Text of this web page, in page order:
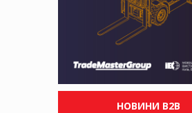
НОВИНИ B2B